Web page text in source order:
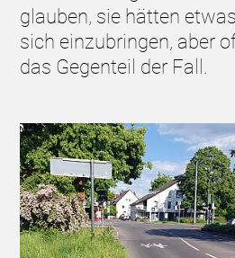
glauben, sie hätten
sich einzubringen, aber
das Gegenteil der Fall.